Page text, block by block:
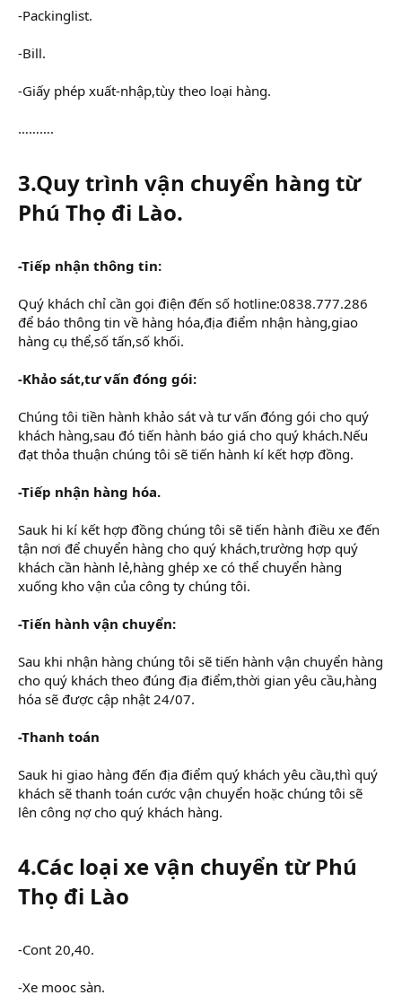
-Packinglist.
-Bill.
-Giấy phép xuất-nhập,tùy theo loại hàng.
……….
3.Quy trình vận chuyển hàng từ
Phú Thọ đi Lào.
-Tiếp nhận thông tin:
Quý khách chỉ cần gọi điện đến số hotline:0838.777.286
để báo thông tin về hàng hóa,địa điểm nhận hàng,giao
hàng cụ thể,số tấn,số khối.
-Khảo sát,tư vấn đóng gói:
Chúng tôi tiền hành khảo sát và tư vấn đóng gói cho quý
khách hàng,sau đó tiến hành báo giá cho quý khách.Nếu
đạt thỏa thuận chúng tôi sẽ tiến hành kí kết hợp đồng.
-Tiếp nhận hàng hóa.
Sauk hi kí kết hợp đồng chúng tôi sẽ tiến hành điều xe đến
tận nơi để chuyển hàng cho quý khách,trường hợp quý
khách cần hành lẻ,hàng ghép xe có thể chuyển hàng
xuống kho vận của công ty chúng tôi.
-Tiến hành vận chuyển:
Sau khi nhận hàng chúng tôi sẽ tiến hành vận chuyển hàng
cho quý khách theo đúng địa điểm,thời gian yêu cầu,hàng
hóa sẽ được cập nhật 24/07.
-Thanh toán
Sauk hi giao hàng đến địa điểm quý khách yêu cầu,thì quý
khách sẽ thanh toán cước vận chuyển hoặc chúng tôi sẽ
lên công nợ cho quý khách hàng.
4.Các loại xe vận chuyển từ Phú
Thọ đi Lào
-Cont 20,40.
-Xe mooc sàn.